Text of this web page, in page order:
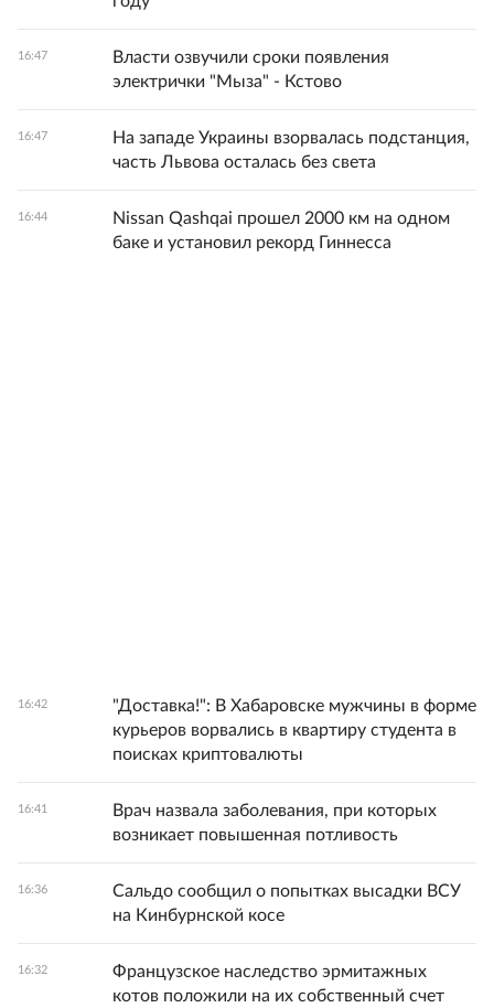
16:47
Власти озвучили сроки появления
электрички "Мыза" - Кстово
16:47
На западе Украины взорвалась подстанция,
часть Львова осталась без света
16:44
Nissan Qashqai прошел 2000 км на одном
баке и установил рекорд Гиннесса
16:42
"Доставка!": В Хабаровске мужчины в форме
курьеров ворвались в квартиру студента в
поисках криптовалюты
16:41
Врач назвала заболевания, при которых
возникает повышенная потливость
16:36
Сальдо сообщил о попытках высадки ВСУ
на Кинбурнской косе
16:32
Французское наследство эрмитажных
котов положили на их собственный счет